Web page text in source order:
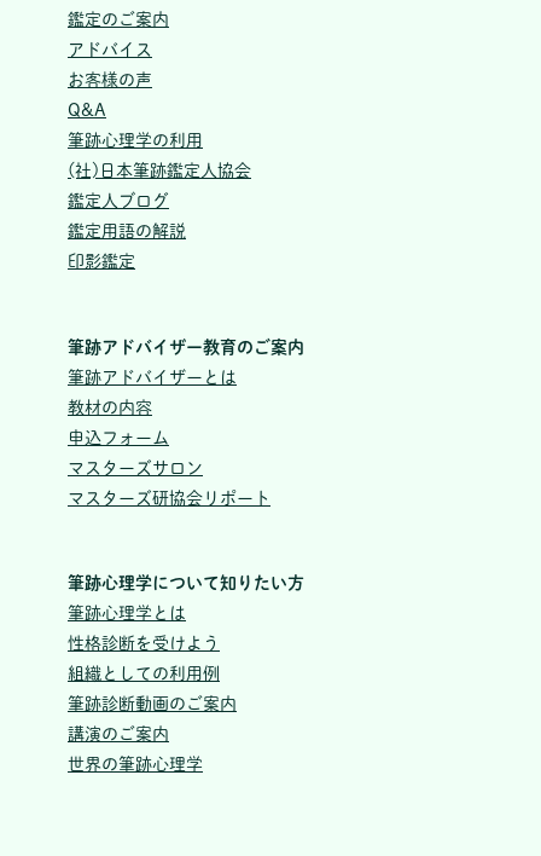
鑑定のご案内
アドバイス
お客様の声
Q&A
筆跡心理学の利用
(社)日本筆跡鑑定人協会
鑑定人ブログ
鑑定用語の解説
印影鑑定
筆跡アドバイザー教育のご案内
筆跡アドバイザーとは
教材の内容
申込フォーム
マスターズサロン
マスターズ研協会リポート
筆跡心理学について知りたい方
筆跡心理学とは
性格診断を受けよう
組織としての利用例
筆跡診断動画のご案内
講演のご案内
世界の筆跡心理学